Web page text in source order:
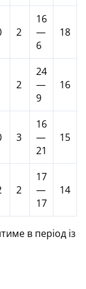
2
16
—
6
18
2
24
—
9
16
3
16
—
21
15
2
17
—
17
14
в період із